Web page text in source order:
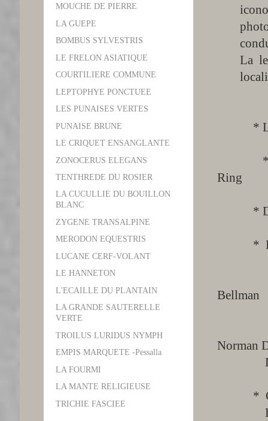
La
* La
*
Ring
*
* Les
Bellman
Norman
*
MOUCHE DE PIERRE
LA GUEPE
BOMBUS SYLVESTRIS
LE FRELON ASIATIQUE
COURTILIERE COMMUNE
LEPTOPHYE PONCTUEE
LES PUNAISES VERTES
PUNAISE BRUNE
LE CRIQUET ENSANGLANTE
ZONOCERUS ELEGANS
TENTHREDE DU ROSIER
LA CUCULLIE DU BOUILLON
BLANC
ZYGENE TRANSALPINE
MERODON EQUESTRIS
LUCANE CERF-VOLANT
LE HANNETON
L'ECAILLE DU PLANTAIN
LA GRANDE SAUTERELLE
VERTE
TROILUS LURIDUS NYMPH
EMPIS MARQUETE -Pessalla
LA FOURMI
LA MANTE RELIGIEUSE
TRICHIE FASCIEE